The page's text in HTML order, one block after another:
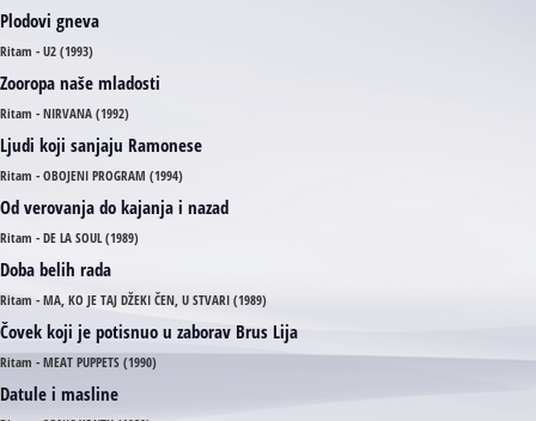
Plodovi gneva
Ritam - U2 (1993)
Zooropa naše mladosti
Ritam - NIRVANA (1992)
Ljudi koji sanjaju Ramonese
Ritam - OBOJENI PROGRAM (1994)
Od verovanja do kajanja i nazad
Ritam - DE LA SOUL (1989)
Doba belih rada
Ritam - MA, KO JE TAJ DŽEKI ČEN, U STVARI (1989)
Čovek koji je potisnuo u zaborav Brus Lija
Ritam - MEAT PUPPETS (1990)
Datule i masline